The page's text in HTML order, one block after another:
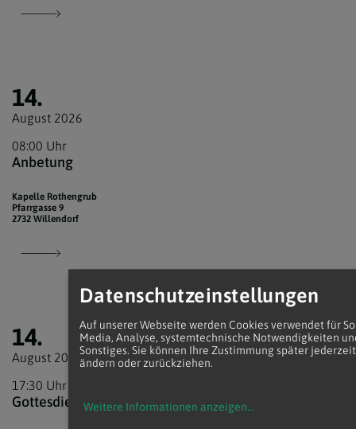
14.
August 2026
08:00 Uhr
Anbetung
Kapelle Rothengrub
Pfarrgasse 9
2732 Willendorf
14.
August 2026
17:30 Uhr
Gottesdienst
Datenschutzeinstellungen
Auf unserer Webseite werden Cookies verwendet für
Media, Analyse, systemtechnische Notwendigkeiten
Sonstiges. Sie können Ihre Zustimmung später jederzeit
ändern oder zurückziehen.
Weitere Informationen anzeigen...